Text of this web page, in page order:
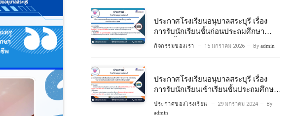
ประกาศโรงเรียนอนุบาลสระบุรี เรื่อง
การรับนักเรียนชั้นก่อนประถมศึกษา
ระดับชั้นอนุบาลปีที่ ๒ ประจำปีการศึกษา
กิจกรรมของเรา 15 มกราคม 2026 By admin
ประกาศโรงเรียนอนุบาลสระบุรี เรื่อง
การรับนักเรียนเข้าเรียนชั้นประถมศึกษา
ปีที่ 1 โครงการห้องเรียนพิเศษ
วิทยาศาสตร์ และคณิตศาสตร์ ประจําปี
ประกาศของโรงเรียน 29 มกราคม 2024 By
admin